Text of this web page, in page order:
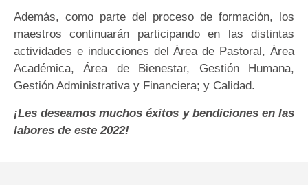
Además, como parte del proceso de formación, los
maestros continuarán participando en las distintas
actividades e inducciones del Área de Pastoral, Área
Académica, Área de Bienestar, Gestión Humana,
Gestión Administrativa y Financiera; y Calidad.
¡Les deseamos muchos éxitos y bendiciones en las
labores de este 2022!